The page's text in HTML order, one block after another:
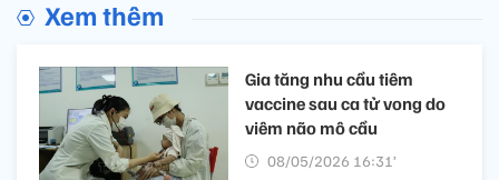
Xem thêm
Gia tăng nhu cầu tiêm
vaccine sau ca tử vong do
viêm não mô cầu
08/05/2026 16:31’